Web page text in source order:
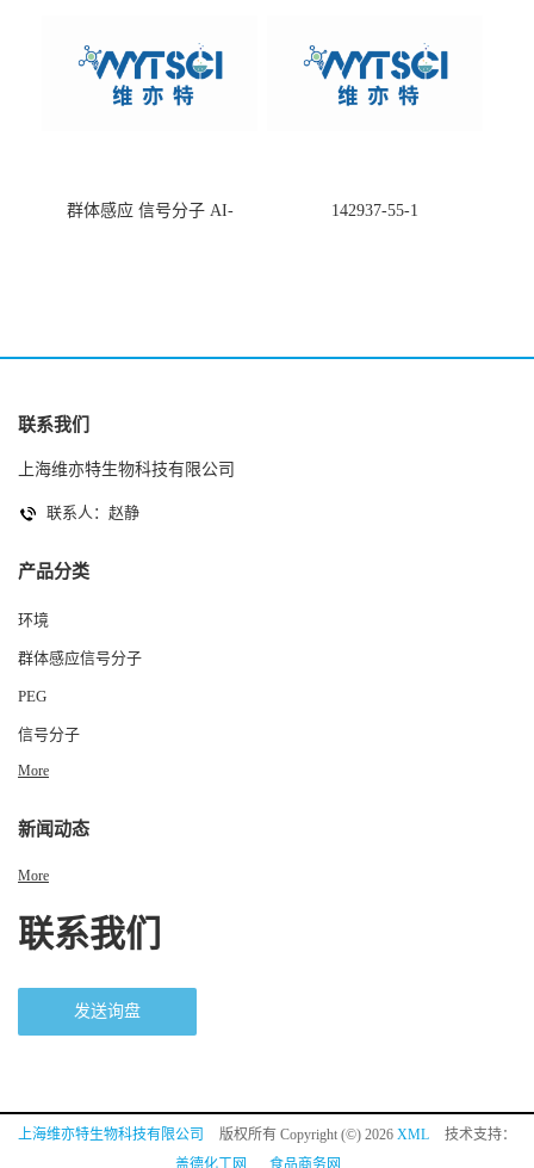
群体感应 信号分子 AI-
142937-55-1
联系我们
上海维亦特生物科技有限公司
联系人：赵静
产品分类
环境
群体感应信号分子
PEG
信号分子
More
新闻动态
More
联系我们
发送询盘
上海维亦特生物科技有限公司 版权所有 Copyright (©) 2026 XML
技术支持：
盖德化工网
食品商务网